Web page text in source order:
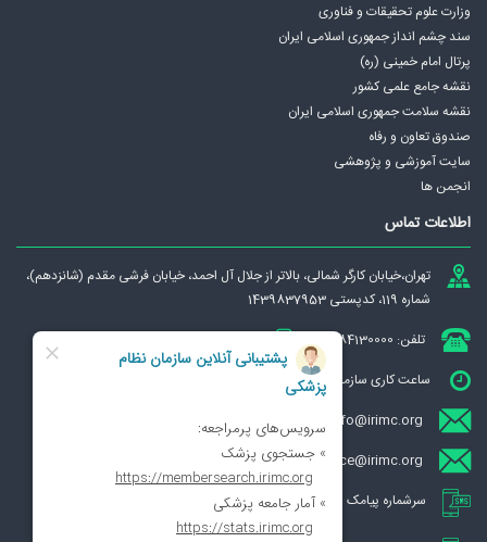
وزارت علوم تحقیقات و فناوری
سند چشم انداز جمهوری اسلامی ايران
پرتال امام خمینی (ره)
نقشه جامع علمی كشور
نقشه سلامت جمهوری اسلامی ايران
صندوق تعاون و رفاه
سایت آموزشی و پژوهشی
انجمن ها
اطلاعات تماس
تهران،‌خيابان كارگر شمالی، بالاتر از جلال آل احمد، خيابان فرشی مقدم (شانزدهم)،
شماره 119، کدپستی 1439837953
تلفن: 84130000
ساعت کاری سازمان : شنبه تا چهارشنبه از ساعت 7:00 الی 13:00
info@irimc.org
ece@irimc.org (تبادل الکترونیکی مکاتبات ECE)
سرشماره پیامک سازمان نظام پزشکی 9830007471